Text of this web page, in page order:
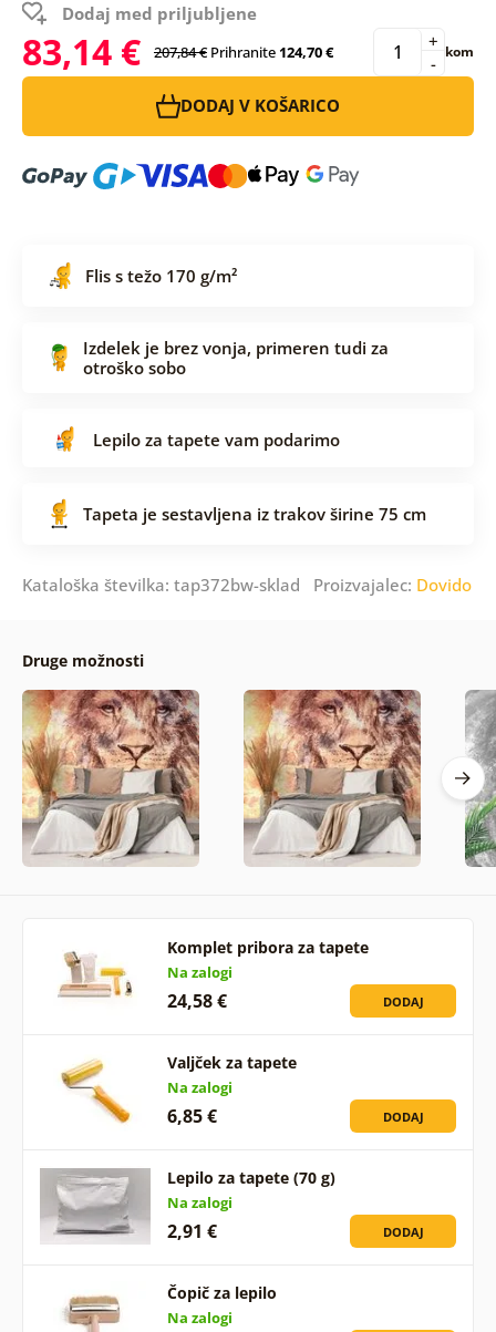
Dodaj med priljubljene
83,14 € 207,84 € Prihranite124,70 € -
+ kom
DODAJ V KOŠARICO
Flis s težo 170 g/m²
Izdelek je brez vonja, primeren tudi za
otroško sobo
Lepilo za tapete vam podarimo
Tapeta je sestavljena iz trakov širine 75 cm
Kataloška številka: tap372bw-sklad Proizvajalec: Dovido
Druge možnosti
Komplet pribora za tapete
Na zalogi
24,58 € DODAJ
Valjček za tapete
Na zalogi
6,85 € DODAJ
Lepilo za tapete (70 g)
Na zalogi
2,91 € DODAJ
Čopič za lepilo
Na zalogi